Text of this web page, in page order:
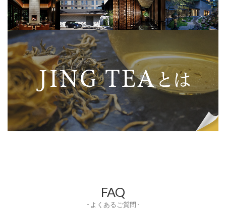
FAQ
- よくあるご質問 -